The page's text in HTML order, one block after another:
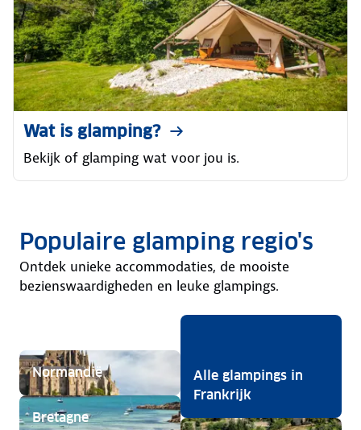
Wat is glamping?
Bekijk of glamping wat voor jou is.
Populaire glamping regio's
Ontdek unieke accommodaties, de mooiste
bezienswaardigheden en leuke glampings.
Normandië
Bretagne
Alle glampings in
Frankrijk